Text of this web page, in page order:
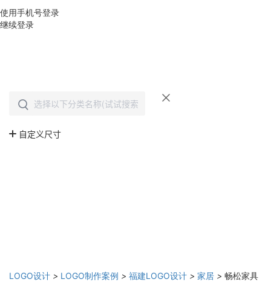
使用手机号登录
继续登录
LOGO设计 > LOGO制作案例 > 福建LOGO设计 > 家居 > 畅松家具